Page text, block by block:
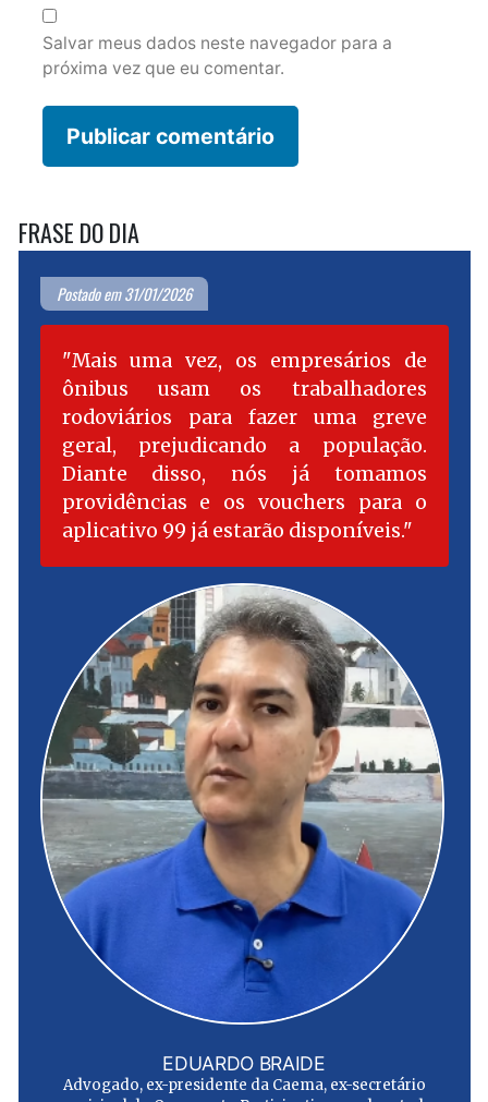
Salvar meus dados neste navegador para a
próxima vez que eu comentar.
FRASE DO DIA
Postado em 31/01/2026
Mais uma vez, os empresários de
ônibus usam os trabalhadores
rodoviários para fazer uma greve
geral, prejudicando a população.
Diante disso, nós já tomamos
providências e os vouchers para o
aplicativo 99 já estarão disponíveis.
EDUARDO BRAIDE
Advogado, ex-presidente da Caema, ex-secretário